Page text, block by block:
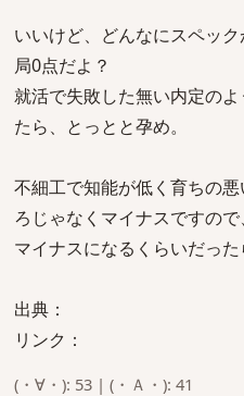
いいけど、どんなにスペッ
局0点だよ？
就活で失敗した無い内定の
たら、とっとと孕め。
不細工で知能が低く育ちの
ろじゃなくマイナスですので
マイナスになるくらいだっ
出典：
リンク：
(・∀・): 53 | (・Ａ・): 41